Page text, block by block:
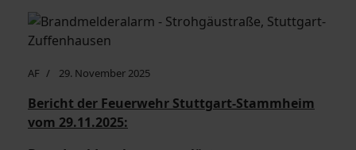
AF 29. November 2025
Bericht der Feuerwehr Stuttgart-Stammheim
vom 29.11.2025: